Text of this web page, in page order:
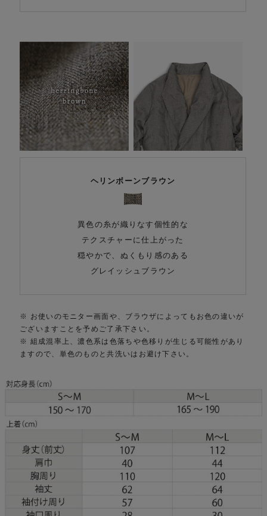
ヘリンボーンブラウン
異色の糸が織りなす個性的な
テクスチャーに仕上がった
穏やかで、ぬくもり感のある
グレイッシュブラウン
※ お使いのモニター画面や、ブラウザによってもお色の違いが
ございますことを予めご了承下さい。
※ 組成混率上、濃色系は色落ちや色移りが生じる可能性があり
ますので、単色のものと共洗いはお避け下さい。